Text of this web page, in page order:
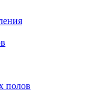
полов